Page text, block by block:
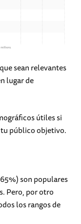
sean relevantes
lugar de
útiles si
público objetivo.
son populares
Pero, por otro
los rangos de